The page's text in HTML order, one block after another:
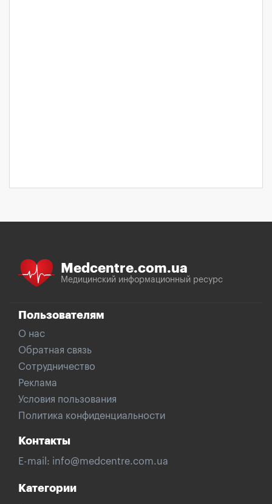
Medcentre.com.ua
Медицинский информационный ресурс
Пользователям
О нас
Обратная связь
Сотрудничество
Реклама
Условия пользования
Политика конфиденциальности
Контакты
E-mail: info@medcentre.com.ua
Категории